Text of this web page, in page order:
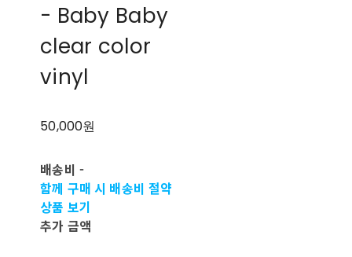
- Baby Baby
clear color
vinyl
50,000원
배송비 -
함께 구매 시 배송비 절약
상품 보기
추가 금액